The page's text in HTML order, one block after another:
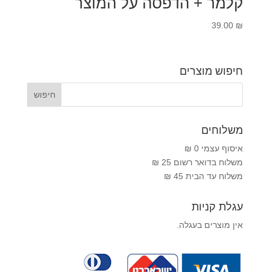
39.00 ₪
חיפוש מוצרים
משלוחים
איסוף עצמי 0 ₪
משלוח בדואר רשום 25 ₪
משלוח עד הבית 45 ₪
עגלת קניות
אין מוצרים בעגלה.